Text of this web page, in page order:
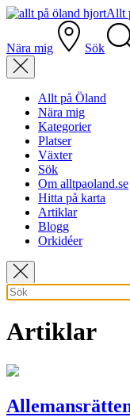
Allt
Nära mig Sök
Allt på Öland
Nära mig
Kategorier
Platser
Växter
Sök
Om alltpaoland.se
Hitta på karta
Artiklar
Blogg
Orkidéer
Artiklar